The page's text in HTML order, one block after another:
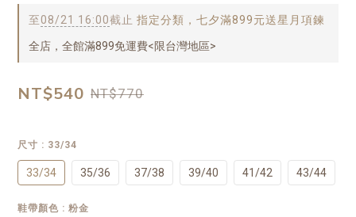
至08/21 16:00截止 指定分類，七夕滿899元送星月項鍊
全店，全館滿899免運費<限台灣地區>
NT$540 NT$770
尺寸 : 33/34
33/34 35/36 37/38 39/40 41/42 43/44
鞋帶顏色 : 粉金